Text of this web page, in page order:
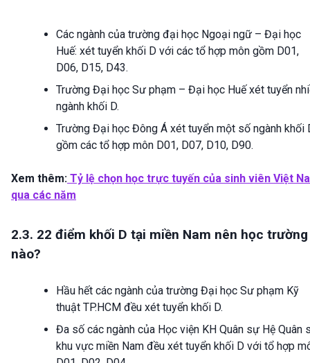
Các ngành của trường đại học Ngoại ngữ – Đại học
Huế: xét tuyển khối D với các tổ hợp môn gồm D01,
D06, D15, D43.
Trường Đại học Sư phạm – Đại học Huế xét tuyển
ngành khối D.
Trường Đại học Đông Á xét tuyển một số ngành khối
gồm các tổ hợp môn D01, D07, D10, D90.
Xem thêm: Tỷ lệ chọn học trực tuyến của sinh viên Việt
qua các năm
2.3. 22 điểm khối D tại miền Nam nên học trường
nào?
Hầu hết các ngành của trường Đại học Sư phạm Kỹ
thuật TP.HCM đều xét tuyển khối D.
Đa số các ngành của Học viện KH Quân sự Hệ Quân
khu vực miền Nam đều xét tuyển khối D với tổ hợp